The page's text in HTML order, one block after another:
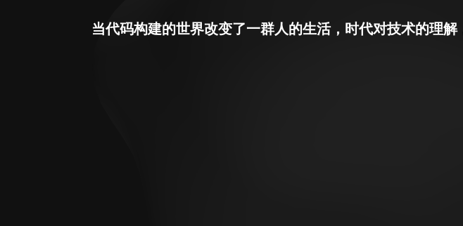
当代码构建的世界改变了一群人的生活，时代对技术的理